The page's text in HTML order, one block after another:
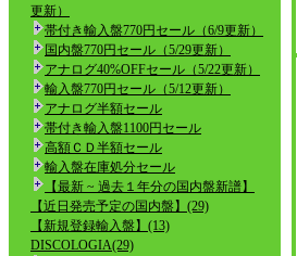
更新）
帯付き輸入盤770円セール（6/9更新）
国内盤770円セール（5/29更新）
アナログ40%OFFセール（5/22更新）
輸入盤770円セール（5/12更新）
アナログ半額セール
帯付き輸入盤1100円セール
高額ＣＤ半額セール
輸入盤在庫処分セール
【最新 ~ 過去１年分の国内盤新譜】
【近日発売予定の国内盤】(29)
【新規登録輸入盤】(13)
DISCOLOGIA(29)